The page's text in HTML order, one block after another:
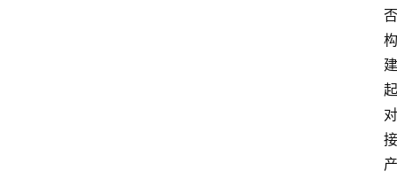
否
构
建
起
对
接
产